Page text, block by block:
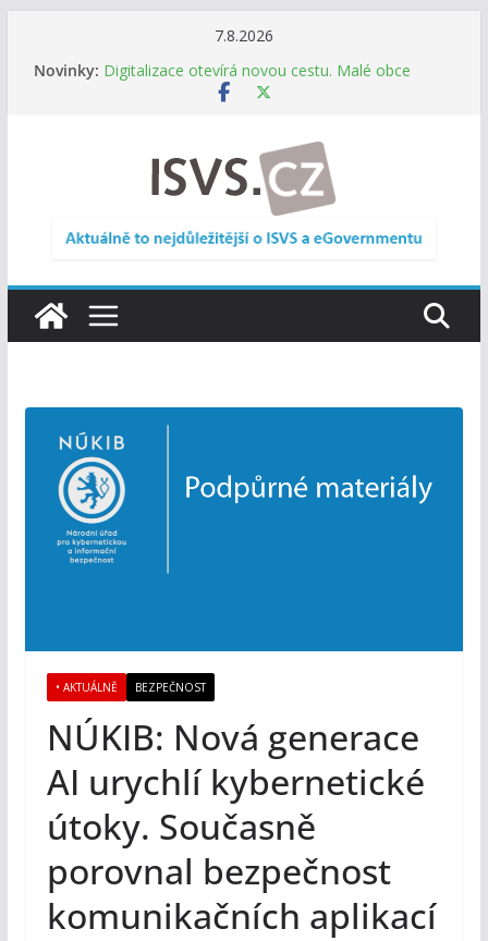
7.8.2026
Novinky:
Informace o obcích vždy po ruce. SMS ČR spouští
novou mobilní aplikaci
Digitalizace otevírá novou cestu. Malé obce
veřejnost do testování digitálních služeb
DIA: Informační systém dlouhodobého řízení
(ISDŘ) je od července v plném provozu
RVIS – Výbor pro architekturu a řízení ICT
zveřejnil materiály z nového jednání
• AKTUÁLNĚ BEZPEČNOST
NÚKIB: Nová generace
AI urychlí kybernetické
útoky. Současně
porovnal bezpečnost
komunikačních aplikací